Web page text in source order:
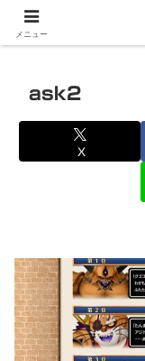
ask2
X
メニュー